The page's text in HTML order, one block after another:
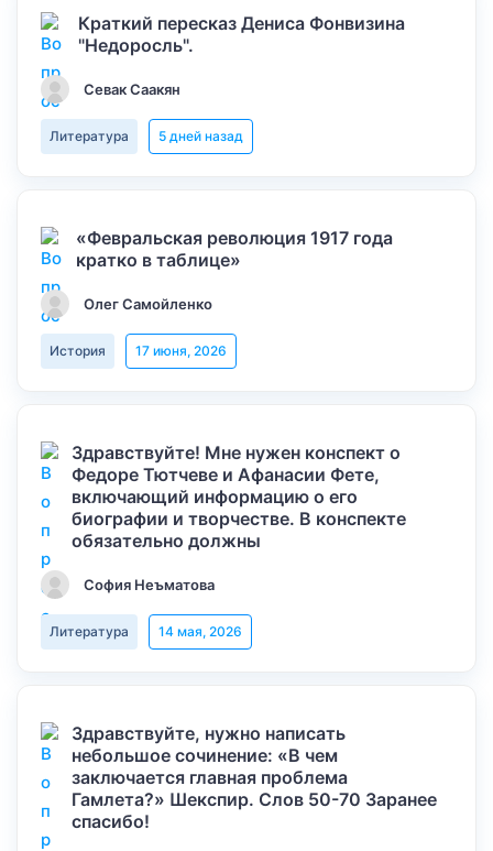
Краткий пересказ Дениса Фонвизина
"Недоросль".
Севак Саакян
Литература 5 дней назад
«Февральская революция 1917 года
кратко в таблице»
Олег Самойленко
История 17 июня, 2026
Здравствуйте! Мне нужен конспект о
Федоре Тютчеве и Афанасии Фете,
включающий информацию о его
биографии и творчестве. В конспекте
обязательно должны
София Неъматова
Литература 14 мая, 2026
Здравствуйте, нужно написать
небольшое сочинение: «В чем
заключается главная проблема
Гамлета?» Шекспир. Слов 50-70 Заранее
спасибо!